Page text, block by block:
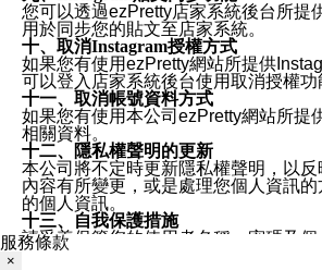
您可以透過ezPretty店家系統後台所提
用於同步您的貼文至店家系統。
十、取消Instagram授權方式
如果您有使用ezPretty網站所提供
可以登入店家系統後台使用取消授權
十一、取消帳號資料方式
如果您有使用本公司ezPretty網站所提
相關資料。
十二、隱私權聲明的更新
本公司將不定時更新隱私權聲明，以
內容有所變更，或是處理您個人資訊
的個人資訊。
十三、自我保護措施
請妥善保管您的使用者名稱、密碼及
窗，以防止他人讀取您的個人資料、信
服務條款
×